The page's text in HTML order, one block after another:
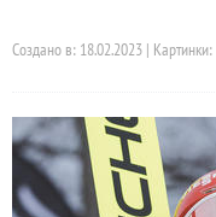
Создано в: 18.02.2023 |